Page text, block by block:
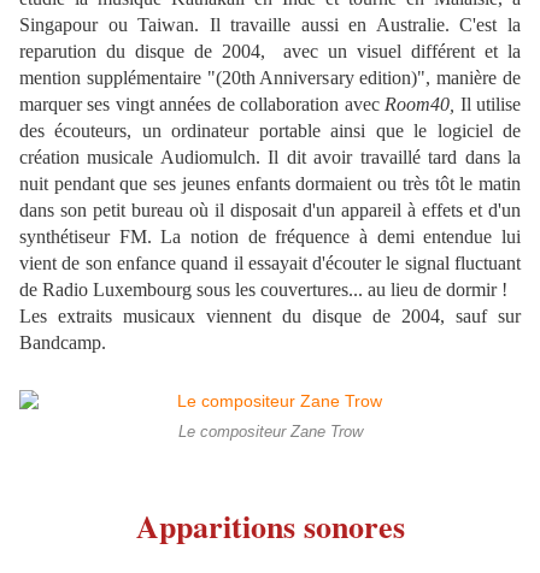
Singapour ou Taiwan. Il travaille aussi en Australie. C'est la
reparution du disque de 2004, avec un visuel différent et la
mention supplémentaire "(20th Anniversary edition)", manière de
marquer ses vingt années de collaboration avec Room40, Il utilise
des écouteurs, un ordinateur portable ainsi que le logiciel de
création musicale Audiomulch. Il dit avoir travaillé tard dans la
nuit pendant que ses jeunes enfants dormaient ou très tôt le matin
dans son petit bureau où il disposait d'un appareil à effets et d'un
synthétiseur FM. La notion de fréquence à demi entendue lui
vient de son enfance quand il essayait d'écouter le signal fluctuant
de Radio Luxembourg sous les couvertures... au lieu de dormir !
Les extraits musicaux viennent du disque de 2004, sauf sur
Bandcamp.
Le compositeur Zane Trow
Apparitions sonores